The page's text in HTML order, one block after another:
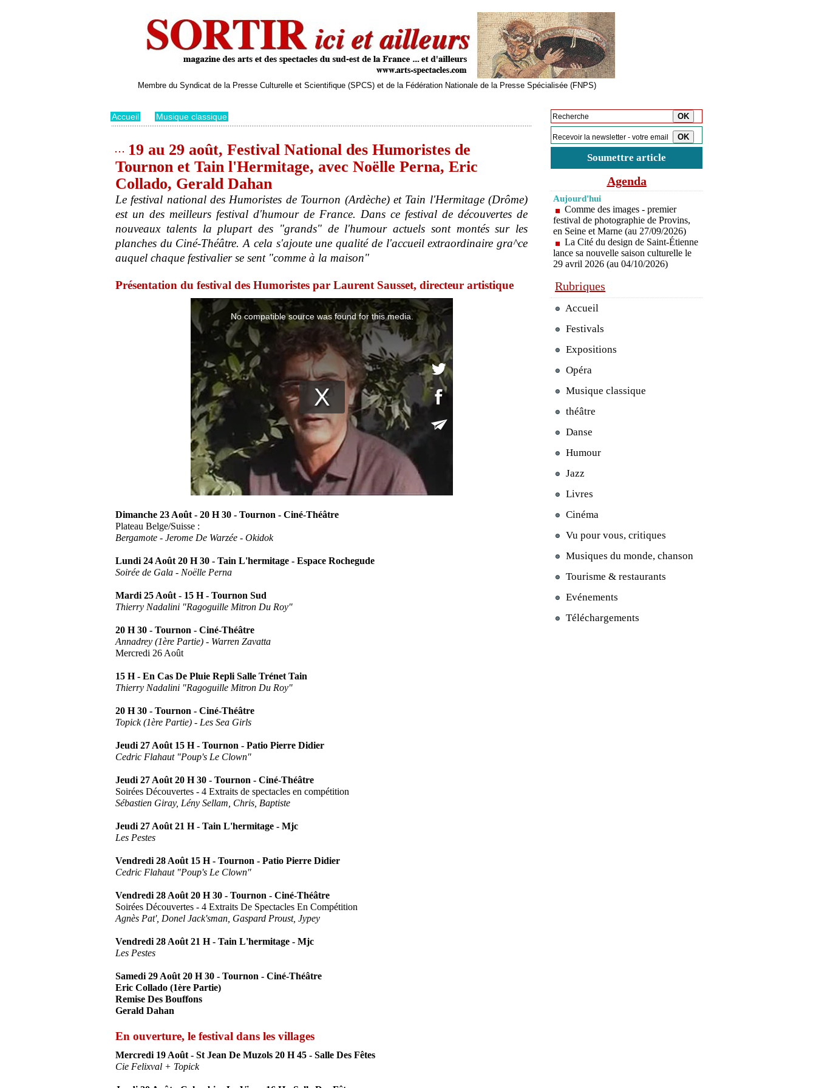
Membre du Syndicat de la Presse Culturelle et Scientifique (SPCS) et de la Fédération Nationale de la Presse Spécialisée (FNPS)
Accueil Musique classique
19 au 29 août, Festival National des Humoristes de
Tournon et Tain l'Hermitage, avec Noëlle Perna, Eric
Collado, Gerald Dahan
Le festival national des Humoristes de Tournon (Ardèche) et Tain l'Hermitage (Drôme)
est un des meilleurs festival d'humour de France. Dans ce festival de découvertes de
nouveaux talents la plupart des "grands" de l'humour actuels sont montés sur les
planches du Ciné-Théâtre. A cela s'ajoute une qualité de l'accueil extraordinaire gra^ce
auquel chaque festivalier se sent "comme à la maison"
Présentation du festival des Humoristes par Laurent Sausset, directeur artistique
Dimanche 23 Août - 20 H 30 - Tournon - Ciné-Théâtre
Plateau Belge/Suisse :
Bergamote - Jerome De Warzée - Okidok
Lundi 24 Août 20 H 30 - Tain L'hermitage - Espace Rochegude
Soirée de Gala - Noëlle Perna
Mardi 25 Août - 15 H - Tournon Sud
Thierry Nadalini "Ragoguille Mitron Du Roy"
20 H 30 - Tournon - Ciné-Théâtre
Annadrey (1ère Partie) - Warren Zavatta
Mercredi 26 Août
15 H - En Cas De Pluie Repli Salle Trénet Tain
Thierry Nadalini "Ragoguille Mitron Du Roy"
20 H 30 - Tournon - Ciné-Théâtre
Topick (1ère Partie) - Les Sea Girls
Jeudi 27 Août 15 H - Tournon - Patio Pierre Didier
Cedric Flahaut "Poup's Le Clown"
Jeudi 27 Août 20 H 30 - Tournon - Ciné-Théâtre
Soirées Découvertes - 4 Extraits de spectacles en compétition
Sébastien Giray, Lény Sellam, Chris, Baptiste
Jeudi 27 Août 21 H - Tain L'hermitage - Mjc
Les Pestes
Vendredi 28 Août 15 H - Tournon - Patio Pierre Didier
Cedric Flahaut "Poup's Le Clown"
Vendredi 28 Août 20 H 30 - Tournon - Ciné-Théâtre
Soirées Découvertes - 4 Extraits De Spectacles En Compétition
Agnès Pat', Donel Jack'sman, Gaspard Proust, Jypey
Vendredi 28 Août 21 H - Tain L'hermitage - Mjc
Les Pestes
Samedi 29 Août 20 H 30 - Tournon - Ciné-Théâtre
Eric Collado (1ère Partie)
Remise Des Bouffons
Gerald Dahan
En ouverture, le festival dans les villages
Mercredi 19 Août - St Jean De Muzols 20 H 45 - Salle Des Fêtes
Cie Felixval + Topick
Soumettre article
Agenda
Aujourd'hui
Comme des images - premier
festival de photographie de Provins,
en Seine et Marne (au 27/09/2026)
La Cité du design de Saint-Étienne
lance sa nouvelle saison culturelle le
29 avril 2026 (au 04/10/2026)
Rubriques
Accueil
Festivals
Expositions
Opéra
Musique classique
théâtre
Danse
Humour
Jazz
Livres
Cinéma
Vu pour vous, critiques
Musiques du monde, chanson
Tourisme & restaurants
Evénements
Téléchargements